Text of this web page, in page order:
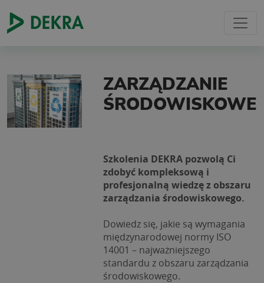
ZARZĄDZANIE
ŚRODOWISKOWE
Szkolenia DEKRA pozwolą Ci
zdobyć kompleksową i
profesjonalną wiedzę z obszaru
zarządzania środowiskowego.
Dowiedz się, jakie są wymagania
międzynarodowej normy ISO
14001 – najważniejszego
standardu z obszaru zarządzania
środowiskowego.